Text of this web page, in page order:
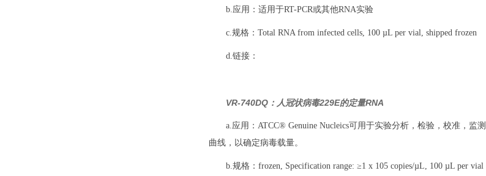
b.应用：适用于RT-PCR或其他RNA实验
c.规格：Total RNA from infected cells, 100 µL per vial, shipped frozen
d.链接：
VR-740DQ：人冠状病毒229E的定量RNA
a.应用：ATCC® Genuine Nucleics可用于实验分析，检验，校准，
曲线，以确定病毒载量。
b.规格：frozen, Specification range: ≥1 x 105 copies/µL, 100 µL per vial